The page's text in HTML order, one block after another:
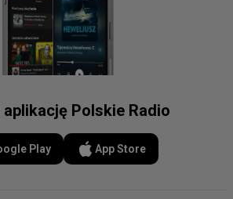
Polskie Radio
Play App Store